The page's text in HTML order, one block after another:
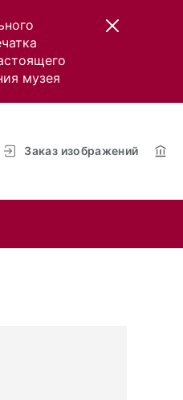
музея
Заказ изображений